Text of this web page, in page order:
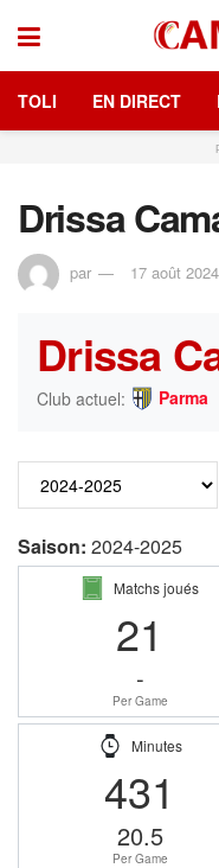
TOLI EN DIRECT
Drissa
par 17 août 2024
Drissa
Club actuel: Parma
Saison: 2024-2025
Matchs joués
21
-
Per Game
Minutes
431
20.5
Per Game